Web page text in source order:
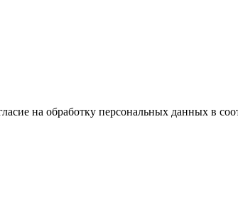
на обработку персональных данных в